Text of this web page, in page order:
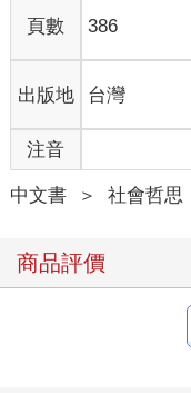
頁數 386
出版地 台灣
注音
中文書 ＞ 社會哲思
商品評價